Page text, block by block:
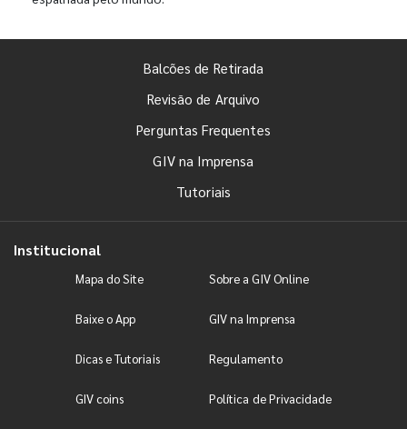
Balcões de Retirada
Revisão de Arquivo
Perguntas Frequentes
GIV na Imprensa
Tutoriais
Institucional
Mapa do Site Sobre a GIV Online
Baixe o App GIV na Imprensa
Dicas e Tutoriais Regulamento
GIV coins Política de Privacidade